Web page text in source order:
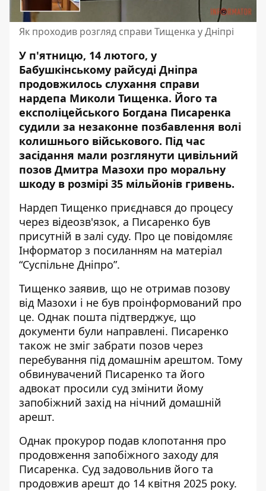
Як проходив розгляд справи Тищенка у Дніпрі
У п'ятницю, 14 лютого, у
Бабушкінському райсуді Дніпра
продовжилось слухання справи
нардепа Миколи Тищенка. Його та
експоліцейського Богдана Писаренка
судили за незаконне позбавлення волі
колишнього військового. Під час
засідання мали розглянути цивільний
позов Дмитра Мазохи про моральну
шкоду в розмірі 35 мільйонів гривень.
Нардеп Тищенко приєднався до процесу
через відеозв'язок, а Писаренко був
присутній в залі суду. Про це повідомляє
Інформатор з посиланням на матеріал
“Суспільне Дніпро”.
Тищенко заявив, що не отримав позову
від Мазохи і не був проінформований про
це. Однак пошта підтверджує, що
документи були направлені. Писаренко
також не зміг забрати позов через
перебування під домашнім арештом. Тому
обвинувачений Писаренко та його
адвокат просили суд змінити йому
запобіжний захід на нічний домашній
арешт.
Однак прокурор подав клопотання про
продовження запобіжного заходу для
Писаренка. Суд задовольнив його та
продовжив арешт до 14 квітня 2025 року.